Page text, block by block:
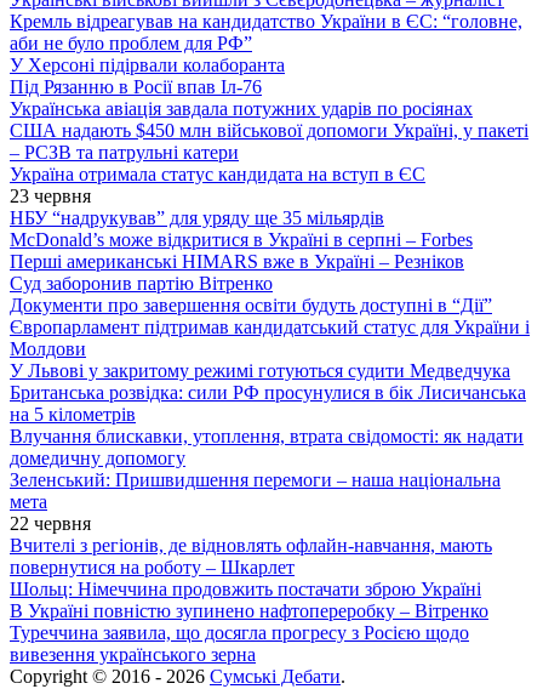
Кремль відреагував на кандидатство України в ЄС: “головне,
аби не було проблем для РФ”
У Херсоні підірвали колаборанта
Під Рязанню в Росії впав Іл-76
Українська авіація завдала потужних ударів по росіянах
США надають $450 млн військової допомоги Україні, у пакеті
– РСЗВ та патрульні катери
Україна отримала статус кандидата на вступ в ЄС
23 червня
НБУ “надрукував” для уряду ще 35 мільярдів
McDonald’s може відкритися в Україні в серпні – Forbes
Перші американські HIMARS вже в Україні – Резніков
Суд заборонив партію Вітренко
Документи про завершення освіти будуть доступні в “Дії”
Європарламент підтримав кандидатський статус для України і
Молдови
У Львові у закритому режимі готуються судити Медведчука
Британська розвідка: сили РФ просунулися в бік Лисичанська
на 5 кілометрів
Влучання блискавки, утоплення, втрата свідомості: як надати
домедичну допомогу
Зеленський: Пришвидшення перемоги – наша національна
мета
22 червня
Вчителі з регіонів, де відновлять офлайн-навчання, мають
повернутися на роботу – Шкарлет
Шольц: Німеччина продовжить постачати зброю Україні
В Україні повністю зупинено нафтопереробку – Вітренко
Туреччина заявила, що досягла прогресу з Росією щодо
вивезення українського зерна
Copyright © 2016 - 2026 Сумські Дебати.